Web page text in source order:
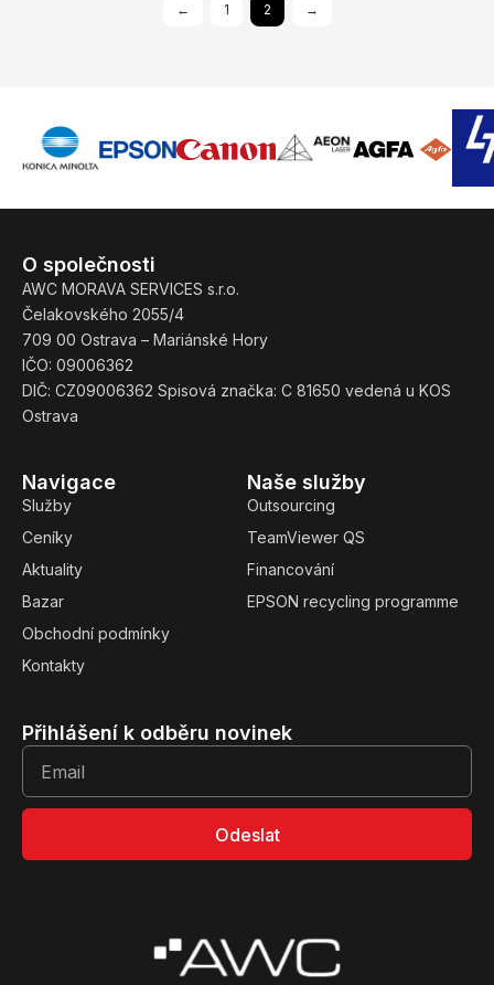
← 1 2 →
Naše služby
Outsourcing
TeamViewer QS
Financování
EPSON recycling programme
Navigace
Služby
Ceníky
Aktuality
Bazar
Obchodní podmínky
Kontakty
O společnosti
AWC MORAVA SERVICES s.r.o.
Čelakovského 2055/4
709 00 Ostrava – Mariánské Hory
IČO: 09006362
DIČ: CZ09006362 Spisová značka: C 81650 vedená u KOS
Ostrava
Přihlášení k odběru novinek
Odeslat